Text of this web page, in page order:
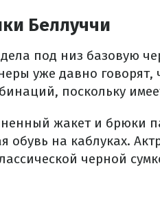
Беллуччи
под низ базовую
уже давно говорят,
поскольку
жакет и брюки
на каблуках.
черной